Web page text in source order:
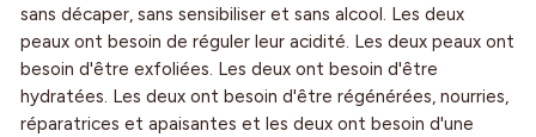
sans décaper, sans sensibiliser et sans alcool. Les deux
peaux ont besoin de réguler leur acidité. Les deux peaux ont
besoin d'être exfoliées. Les deux ont besoin d'être
hydratées. Les deux ont besoin d'être régénérées, nourries,
réparatrices et apaisantes et les deux ont besoin d'une